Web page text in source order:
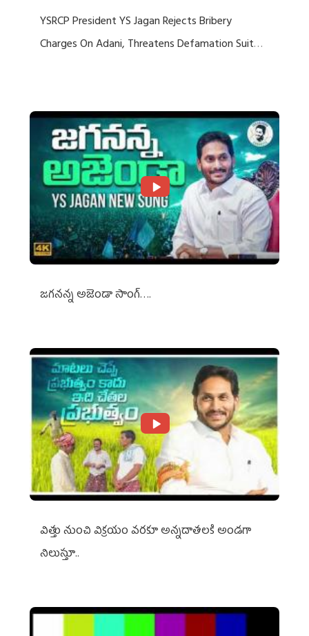
YSRCP President YS Jagan Rejects Bribery
Charges On Adani, Threatens Defamation Suit
జగనన్న అజెండా సాంగ్….
విత్తు నుంచి విక్రయం వరకూ అన్నదాతలకి అండగా
నిలుస్తూ..